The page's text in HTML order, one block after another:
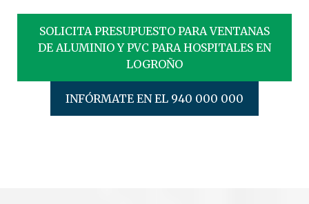
SOLICITA PRESUPUESTO PARA VENTANAS
DE ALUMINIO Y PVC PARA HOSPITALES EN
LOGROÑO
INFÓRMATE EN EL 940 000 000